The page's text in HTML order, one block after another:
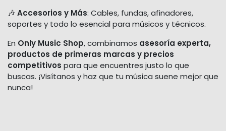
🎶 Accesorios y Más: Cables, fundas, afinadores,
soportes y todo lo esencial para músicos y técnicos.
En Only Music Shop, combinamos asesoría experta,
productos de primeras marcas y precios
competitivos para que encuentres justo lo que
buscas. ¡Visítanos y haz que tu música suene mejor que
nunca!